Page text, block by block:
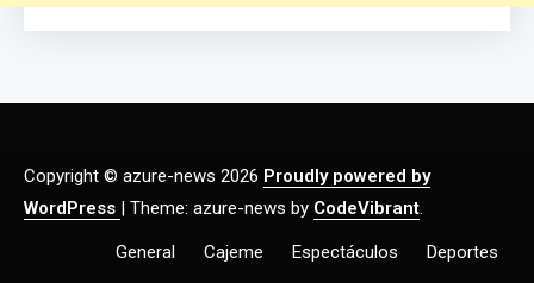
Copyright © azure-news 2026 Proudly powered by
WordPress | Theme: azure-news by CodeVibrant.
General Cajeme Espectáculos Deportes